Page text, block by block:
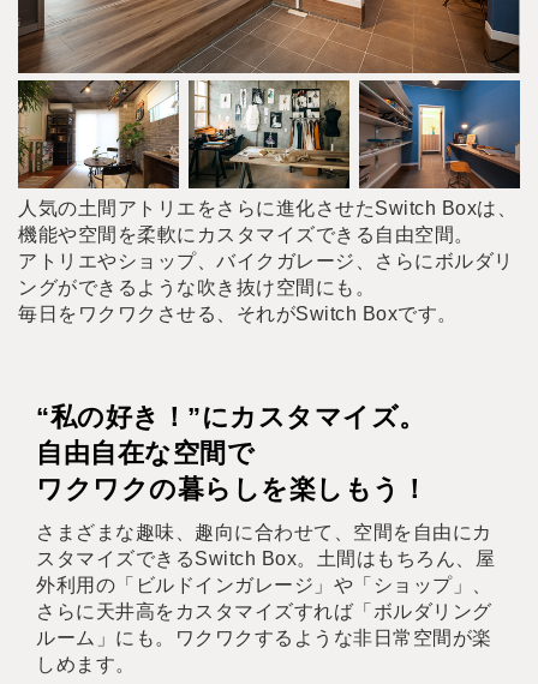
人気の土間アトリエをさらに進化させたSwitch Boxは、
機能や空間を柔軟にカスタマイズできる自由空間。
アトリエやショップ、バイクガレージ、さらにボルダリ
ングができるような吹き抜け空間にも。
毎日をワクワクさせる、それがSwitch Boxです。
“私の好き！”にカスタマイズ。
自由自在な空間で
ワクワクの暮らしを楽しもう！
さまざまな趣味、趣向に合わせて、空間を自由にカ
スタマイズできるSwitch Box。土間はもちろん、屋
外利用の「ビルドインガレージ」や「ショップ」、
さらに天井高をカスタマイズすれば「ボルダリング
ルーム」にも。ワクワクするような非日常空間が楽
しめます。